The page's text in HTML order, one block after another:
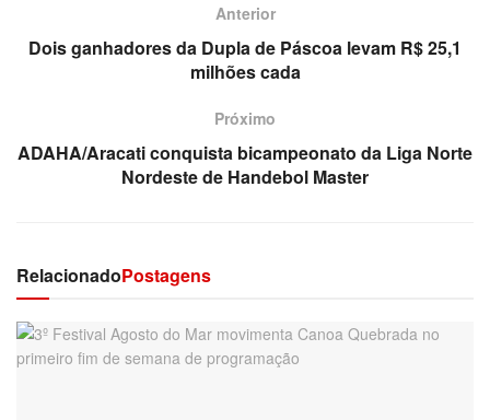
Anterior
Dois ganhadores da Dupla de Páscoa levam R$ 25,1
milhões cada
Próximo
ADAHA/Aracati conquista bicampeonato da Liga Norte
Nordeste de Handebol Master
RelacionadoPostagens